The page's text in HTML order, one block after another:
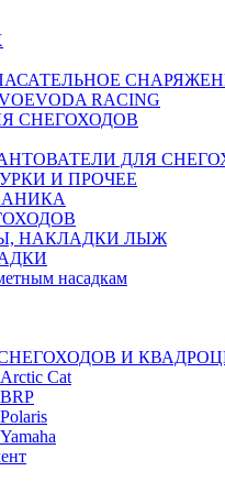
RACING
СНЕГОХОДОВ
ДЛЯ
И ПРОЧЕЕ
НАКЛАДКИ ЛЫЖ
насадкам
И
Cat